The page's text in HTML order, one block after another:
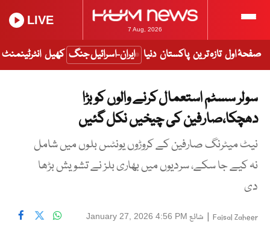
7 Aug, 2026
LIVE
صفحۂ اول تازہ ترین پاکستان دنیا ایران-اسرائیل جنگ کھیل انٹرٹینمنٹ
سولر سسٹم استعمال کرنے والوں کو بڑا
دھچکا،صارفین کی چیخیں نکل گئیں
نیٹ میٹرنگ صارفین کے کروڑوں یونٹس بلوں میں شامل
نہ کیے جا سکے، سردیوں میں بھاری بلز نے تشویش بڑھا
دی
Faisal Zaheer
| شائع January 27, 2026 4:56 PM